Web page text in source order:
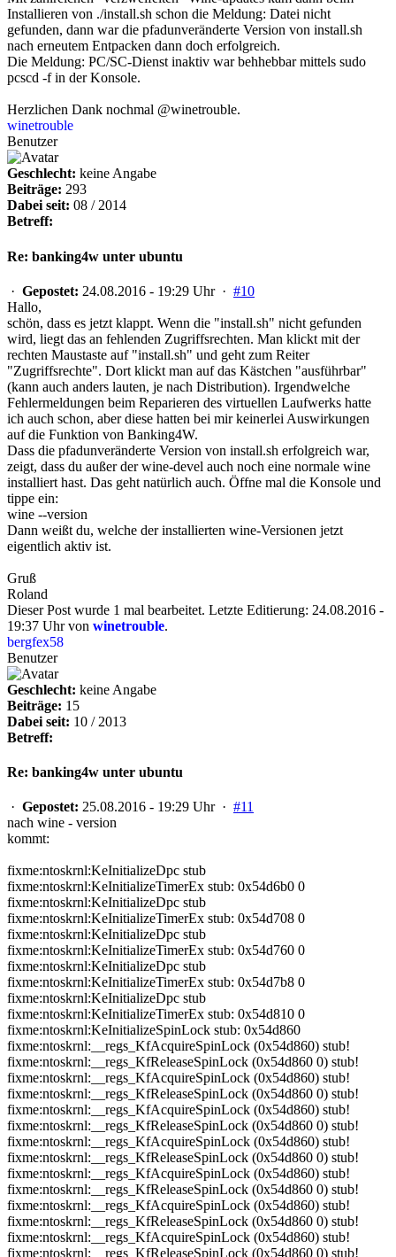
Installieren von ./install.sh schon die Meldung: Datei nicht
gefunden, dann war die pfadunveränderte Version von install.sh
nach erneutem Entpacken dann doch erfolgreich.
Die Meldung: PC/SC-Dienst inaktiv war behhebbar mittels sudo
pcscd -f in der Konsole.
Herzlichen Dank nochmal @winetrouble.
winetrouble
Benutzer
Geschlecht: keine Angabe
Beiträge: 293
Dabei seit: 08 / 2014
Betreff:
Re: banking4w unter ubuntu
· Gepostet: 24.08.2016 - 19:29 Uhr · #10
Hallo,
schön, dass es jetzt klappt. Wenn die "install.sh" nicht gefunden
wird, liegt das an fehlenden Zugriffsrechten. Man klickt mit der
rechten Maustaste auf "install.sh" und geht zum Reiter
"Zugriffsrechte". Dort klickt man auf das Kästchen "ausführbar"
(kann auch anders lauten, je nach Distribution). Irgendwelche
Fehlermeldungen beim Reparieren des virtuellen Laufwerks hatte
ich auch schon, aber diese hatten bei mir keinerlei Auswirkungen
auf die Funktion von Banking4W.
Dass die pfadunveränderte Version von install.sh erfolgreich war,
zeigt, dass du außer der wine-devel auch noch eine normale wine
installiert hast. Das geht natürlich auch. Öffne mal die Konsole und
tippe ein:
wine --version
Dann weißt du, welche der installierten wine-Versionen jetzt
eigentlich aktiv ist.
Gruß
Roland
Dieser Post wurde 1 mal bearbeitet. Letzte Editierung: 24.08.2016 -
19:37 Uhr von winetrouble.
bergfex58
Benutzer
Geschlecht: keine Angabe
Beiträge: 15
Dabei seit: 10 / 2013
Betreff:
Re: banking4w unter ubuntu
· Gepostet: 25.08.2016 - 19:29 Uhr · #11
nach wine - version
kommt:
fixme:ntoskrnl:KeInitializeDpc stub
fixme:ntoskrnl:KeInitializeTimerEx stub: 0x54d6b0 0
fixme:ntoskrnl:KeInitializeDpc stub
fixme:ntoskrnl:KeInitializeTimerEx stub: 0x54d708 0
fixme:ntoskrnl:KeInitializeDpc stub
fixme:ntoskrnl:KeInitializeTimerEx stub: 0x54d760 0
fixme:ntoskrnl:KeInitializeDpc stub
fixme:ntoskrnl:KeInitializeTimerEx stub: 0x54d7b8 0
fixme:ntoskrnl:KeInitializeDpc stub
fixme:ntoskrnl:KeInitializeTimerEx stub: 0x54d810 0
fixme:ntoskrnl:KeInitializeSpinLock stub: 0x54d860
fixme:ntoskrnl:__regs_KfAcquireSpinLock (0x54d860) stub!
fixme:ntoskrnl:__regs_KfReleaseSpinLock (0x54d860 0) stub!
fixme:ntoskrnl:__regs_KfAcquireSpinLock (0x54d860) stub!
fixme:ntoskrnl:__regs_KfReleaseSpinLock (0x54d860 0) stub!
fixme:ntoskrnl:__regs_KfAcquireSpinLock (0x54d860) stub!
fixme:ntoskrnl:__regs_KfReleaseSpinLock (0x54d860 0) stub!
fixme:ntoskrnl:__regs_KfAcquireSpinLock (0x54d860) stub!
fixme:ntoskrnl:__regs_KfReleaseSpinLock (0x54d860 0) stub!
fixme:ntoskrnl:__regs_KfAcquireSpinLock (0x54d860) stub!
fixme:ntoskrnl:__regs_KfReleaseSpinLock (0x54d860 0) stub!
fixme:ntoskrnl:__regs_KfAcquireSpinLock (0x54d860) stub!
fixme:ntoskrnl:__regs_KfReleaseSpinLock (0x54d860 0) stub!
fixme:ntoskrnl:__regs_KfAcquireSpinLock (0x54d860) stub!
fixme:ntoskrnl:__regs_KfReleaseSpinLock (0x54d860 0) stub!